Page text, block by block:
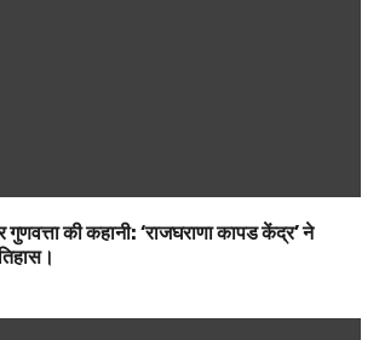
की कहानी: ‘राजघराणा कापड केंद्र’ ने